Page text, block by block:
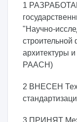
1
"Научно-
строительной
архитектуры
РААСН)
2 ВНЕСЕН
3 ПРИНЯТ